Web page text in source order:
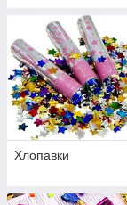
Хлопавки